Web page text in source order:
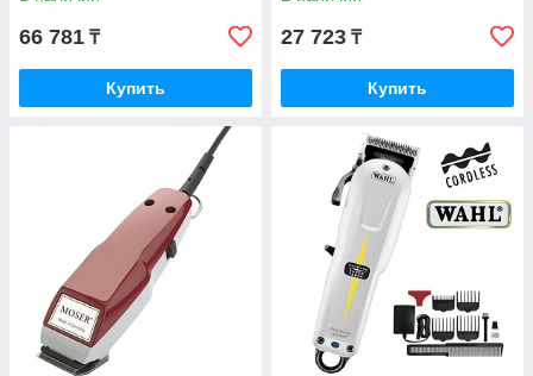
66 781 ₸
Купить
27 723 ₸
Купить